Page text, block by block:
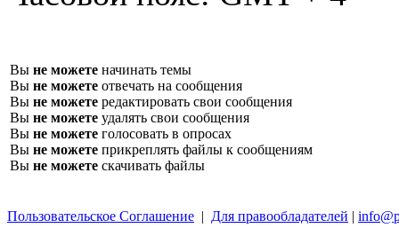
Вы не можете начинать темы
Вы не можете отвечать на сообщения
Вы не можете редактировать свои сообщения
Вы не можете удалять свои сообщения
Вы не можете голосовать в опросах
Вы не можете прикреплять файлы к сообщениям
Вы не можете скачивать файлы
Пользовательское Соглашение | Для правообладателей |